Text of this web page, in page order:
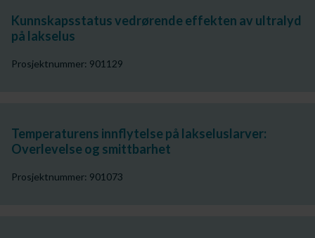
Kunnskapsstatus vedrørende effekten av ultralyd
på lakselus
Prosjektnummer: 901129
Temperaturens innflytelse på lakseluslarver:
Overlevelse og smittbarhet
Prosjektnummer: 901073